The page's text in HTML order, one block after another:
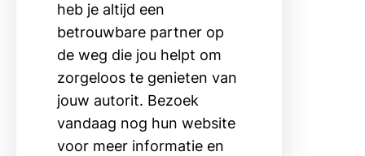
heb je altijd een
betrouwbare partner op
de weg die jou helpt om
zorgeloos te genieten van
jouw autorit. Bezoek
vandaag nog hun website
voor meer informatie en